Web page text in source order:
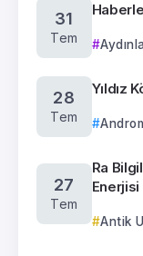
31
Tem
28
Tem
Yıldız
27
Tem
Ra
Enerjisi
Antik